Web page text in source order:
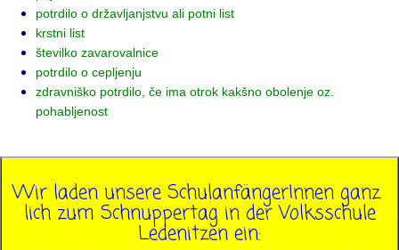
potrdilo o državljanjstvu ali potni list
krstni list
številko zavarovalnice
potrdilo o cepljenju
zdravniško potrdilo, če ima otrok kakšno obolenje oz.
pohabljenost
Wir laden unsere SchulanfängerInnen ganz
lich zum Schnuppertag in der Volksschule
Ledenitzen ein: